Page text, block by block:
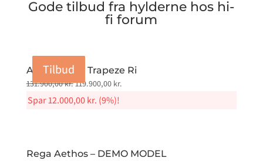
Gode tilbud fra hylderne hos hi-
fi forum
Tilbud
Audiovector Trapeze Ri
131.900,00kr.Original
price
was:
119.900,00 kr.
Spar12.000,00kr. (9%)!
Tilbud
Rega Aethos – DEMO MODEL
Tilbud
Tilbud